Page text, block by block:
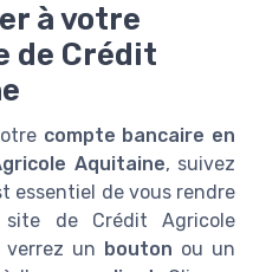
à votre
de Crédit
compte bancaire en
Aquitaine, suivez
essentiel de vous rendre
de Crédit Agricole
verrez un bouton ou un